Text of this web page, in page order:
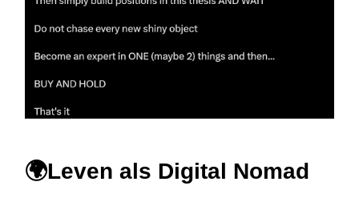
🌍Leven als Digital Nomad